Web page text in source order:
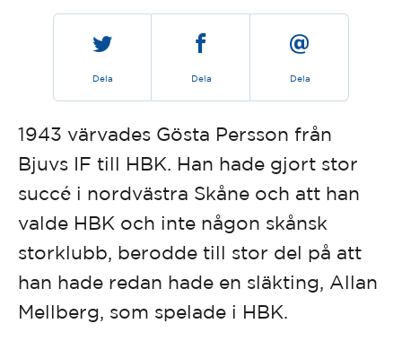
Dela Dela Dela
1943 värvades Gösta Persson från
Bjuvs IF till HBK. Han hade gjort stor
succé i nordvästra Skåne och att han
valde HBK och inte någon skånsk
storklubb, berodde till stor del på att
han hade redan hade en släkting, Allan
Mellberg, som spelade i HBK.